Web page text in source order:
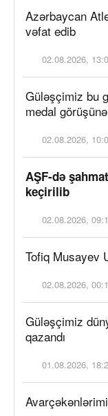
Azərbaycan
vəfat edib
02.08.2026,
Güləşçimiz bu
medal
02.08.2026,
AŞF-də
keçirilib
02.08.2026,
Tofiq Musayev
02.08.2026,
Güləşçimiz
qazandı
01.08.2026,